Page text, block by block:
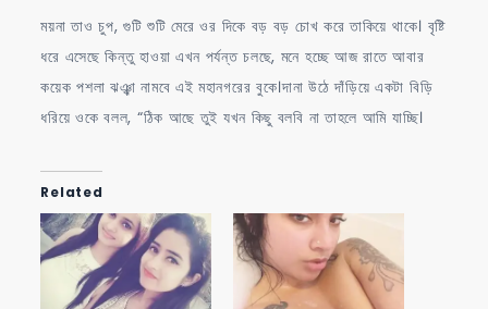
ময়না তাও চুপ, গুটি শুটি মেরে ওর দিকে বড় বড় চোখ করে তাকিয়ে থাকে। বৃষ্টি
ধরে এসেছে কিন্তু হাওয়া এখন পর্যন্ত চলছে, মনে হচ্ছে আজ রাতে আবার
কয়েক পশলা ঝঞ্ঝা নামবে এই মহানগরের বুকে।দানা উঠে দাঁড়িয়ে একটা বিড়ি
ধরিয়ে ওকে বলল, “ঠিক আছে তুই যখন কিছু বলবি না তাহলে আমি যাচ্ছি।
Related